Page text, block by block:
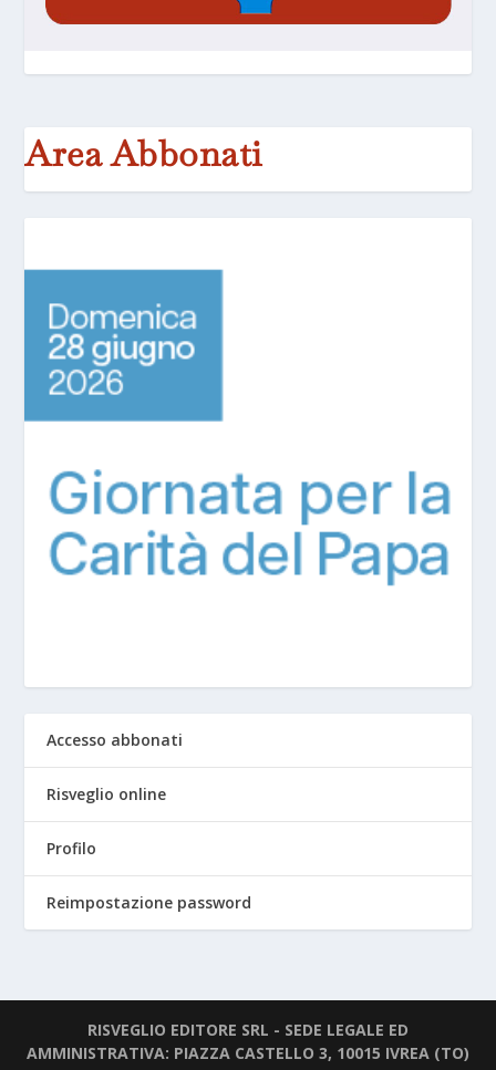
Area Abbonati
Accesso abbonati
Risveglio online
Profilo
Reimpostazione password
RISVEGLIO EDITORE SRL - SEDE LEGALE ED
AMMINISTRATIVA: PIAZZA CASTELLO 3, 10015 IVREA (TO)